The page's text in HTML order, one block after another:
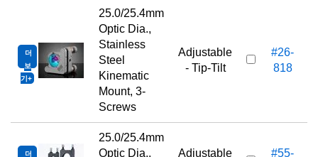
더
보
기
25.0/25.4mm
Optic Dia.,
Stainless
Steel
Kinematic
Mount, 3-
Screws
Adjustable
- Tip-Tilt
#26-
818
더
25.0/25.4mm
Optic Dia.,
Adjustable
#55-